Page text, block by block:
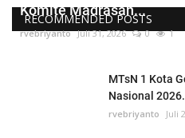
RECOMMENDED POSTS
Komite Madrasah...
rvebriyanto Juli 31, 2026 0 1
MTsN 1 Kota
Nasional
rvebriyanto Juli